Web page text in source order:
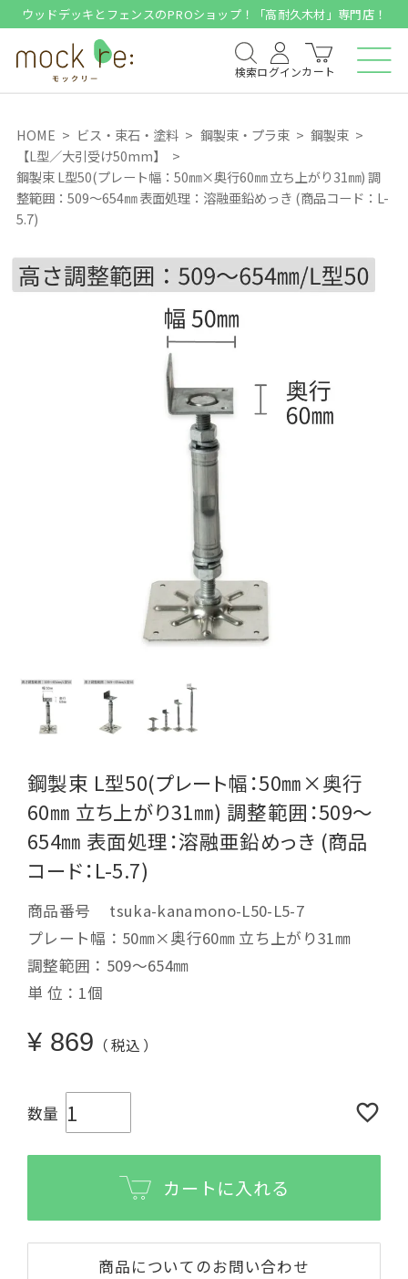
ウッドデッキとフェンスのPROショップ！「高耐久木材」専門店！
検索ログインカート
HOME ビス・束石・塗料 鋼製束・プラ束
鋼製束
【L型／大引受け50mm】
鋼製束 L型50(プレート幅：50㎜×奥行60㎜ 立ち上がり31㎜) 調
整範囲：509～654㎜ 表面処理：溶融亜鉛めっき (商品コード：L-
5.7)
鋼製束 L型50(プレート幅：50㎜×奥行
60㎜ 立ち上がり31㎜) 調整範囲：509～
654㎜ 表面処理：溶融亜鉛めっき (商品
コード：L-5.7)
商品番号
tsuka-kanamono-L50-L5-7
プレート幅：50㎜×奥行60㎜ 立ち上がり31㎜
調整範囲：509～654㎜
単 位：1個
¥ 869 税込
カートに入れる
商品についてのお問い合わせ